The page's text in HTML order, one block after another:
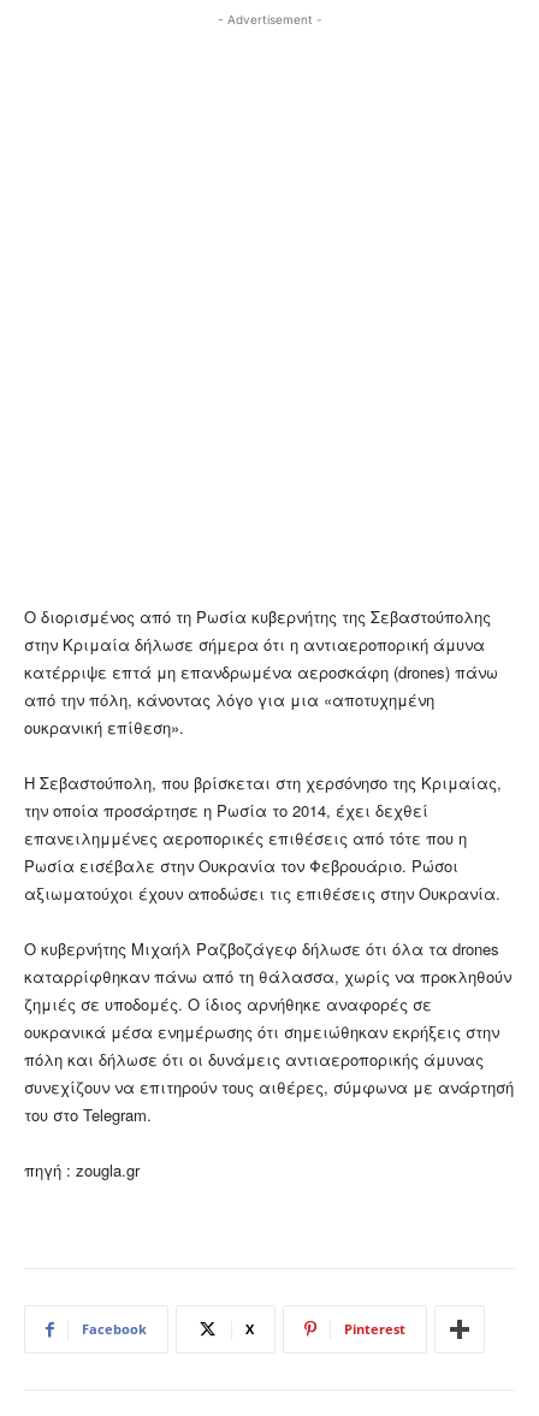
- Advertisement -
Ο διορισμένος από τη Ρωσία κυβερνήτης της Σεβαστούπολης
στην Κριμαία δήλωσε σήμερα ότι η αντιαεροπορική άμυνα
κατέρριψε επτά μη επανδρωμένα αεροσκάφη (drones) πάνω
από την πόλη, κάνοντας λόγο για μια «αποτυχημένη
ουκρανική επίθεση».
Η Σεβαστούπολη, που βρίσκεται στη χερσόνησο της Κριμαίας,
την οποία προσάρτησε η Ρωσία το 2014, έχει δεχθεί
επανειλημμένες αεροπορικές επιθέσεις από τότε που η
Ρωσία εισέβαλε στην Ουκρανία τον Φεβρουάριο. Ρώσοι
αξιωματούχοι έχουν αποδώσει τις επιθέσεις στην Ουκρανία.
Ο κυβερνήτης Μιχαήλ Ραζβοζάγεφ δήλωσε ότι όλα τα drones
καταρρίφθηκαν πάνω από τη θάλασσα, χωρίς να προκληθούν
ζημιές σε υποδομές. Ο ίδιος αρνήθηκε αναφορές σε
ουκρανικά μέσα ενημέρωσης ότι σημειώθηκαν εκρήξεις στην
πόλη και δήλωσε ότι οι δυνάμεις αντιαεροπορικής άμυνας
συνεχίζουν να επιτηρούν τους αιθέρες, σύμφωνα με ανάρτησή
του στο Telegram.
πηγή : zougla.gr
Facebook X Pinterest